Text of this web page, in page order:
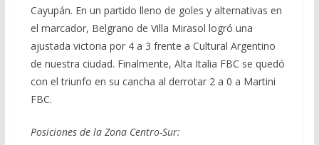
Cayupán. En un partido lleno de goles y alternativas en
el marcador, Belgrano de Villa Mirasol logró una
ajustada victoria por 4 a 3 frente a Cultural Argentino
de nuestra ciudad. Finalmente, Alta Italia FBC se quedó
con el triunfo en su cancha al derrotar 2 a 0 a Martini
FBC.
Posiciones de la Zona Centro-Sur: